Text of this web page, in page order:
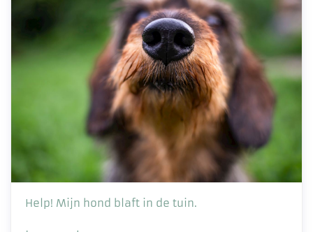
Help! Mijn hond blaft in de tuin.